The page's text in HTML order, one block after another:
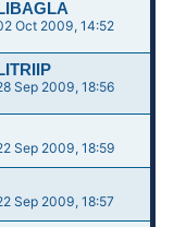
Oct 2009, 14:52
Sep 2009, 18:56
Sep 2009, 18:59
Sep 2009, 18:57